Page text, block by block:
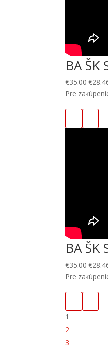
BA ŠK
€35.00 €
Pre
BA ŠK
€35.00 €
Pre
1
2
3